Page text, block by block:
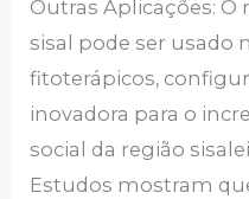
Outras Aplicações: O
sisal pode ser usado
fitoterápicos,
inovadora para o
social da região
Estudos mostram